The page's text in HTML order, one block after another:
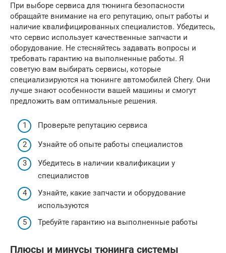
При выборе сервиса для тюнинга безопасности
обращайте внимание на его репутацию, опыт работы и
наличие квалифицированных специалистов. Убедитесь,
что сервис использует качественные запчасти и
оборудование. Не стесняйтесь задавать вопросы и
требовать гарантию на выполненные работы. Я
советую вам выбирать сервисы, которые
специализируются на тюнинге автомобилей Chery. Они
лучше знают особенности вашей машины и смогут
предложить вам оптимальные решения.
Проверьте репутацию сервиса
Узнайте об опыте работы специалистов
Убедитесь в наличии квалификации у
специалистов
Узнайте, какие запчасти и оборудование
используются
Требуйте гарантию на выполненные работы
Плюсы и минусы тюнинга системы